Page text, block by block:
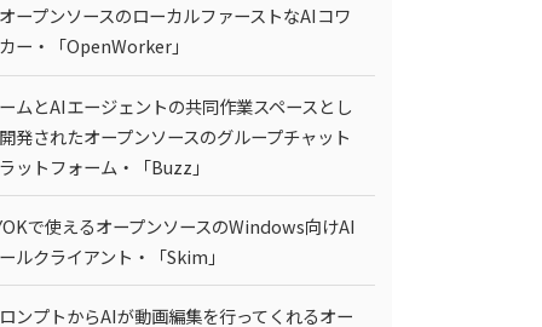
ープンソースのローカルファーストなAIコワ
ー・「OpenWorker」
ムとAIエージェントの共同作業スペースとし
発されたオープンソースのグループチャット
ットフォーム・「Buzz」
で使えるオープンソースのWindows向けAI
ルクライアント・「Skim」
ンプトからAIが動画編集を行ってくれるオー